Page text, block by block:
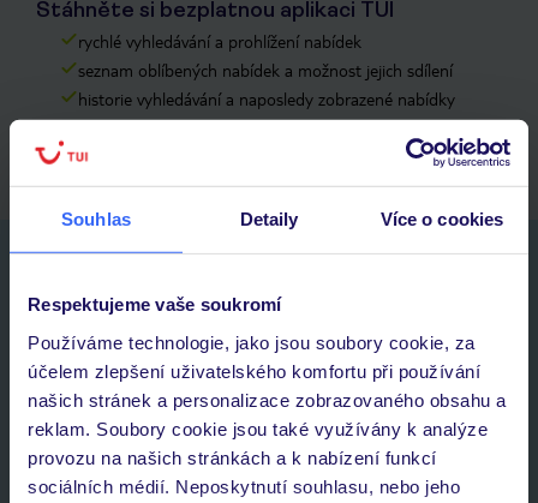
Souhlas Detaily Více o cookies
Respektujeme vaše soukromí
Používáme technologie, jako jsou soubory cookie, za
účelem zlepšení uživatelského komfortu při používání
našich stránek a personalizace zobrazovaného obsahu a
reklam. Soubory cookie jsou také využívány k analýze
provozu na našich stránkách a k nabízení funkcí
sociálních médií. Neposkytnutí souhlasu, nebo jeho
Stáhněte si bezplatnou aplikaci TUI
rychlé vyhledávání a prohlížení nabídek
seznam oblíbených nabídek a možnost jejich sdílení
historie vyhledávání a naposledy zobrazené nabídky
kontakt s TUI a všechny informace o tvé rezervaci v myTUI
Nezapomeňte se podívat do vaší e-mailové
schránky a registraci potvrdit!
E-MAIL
Přihlásit se k odběru